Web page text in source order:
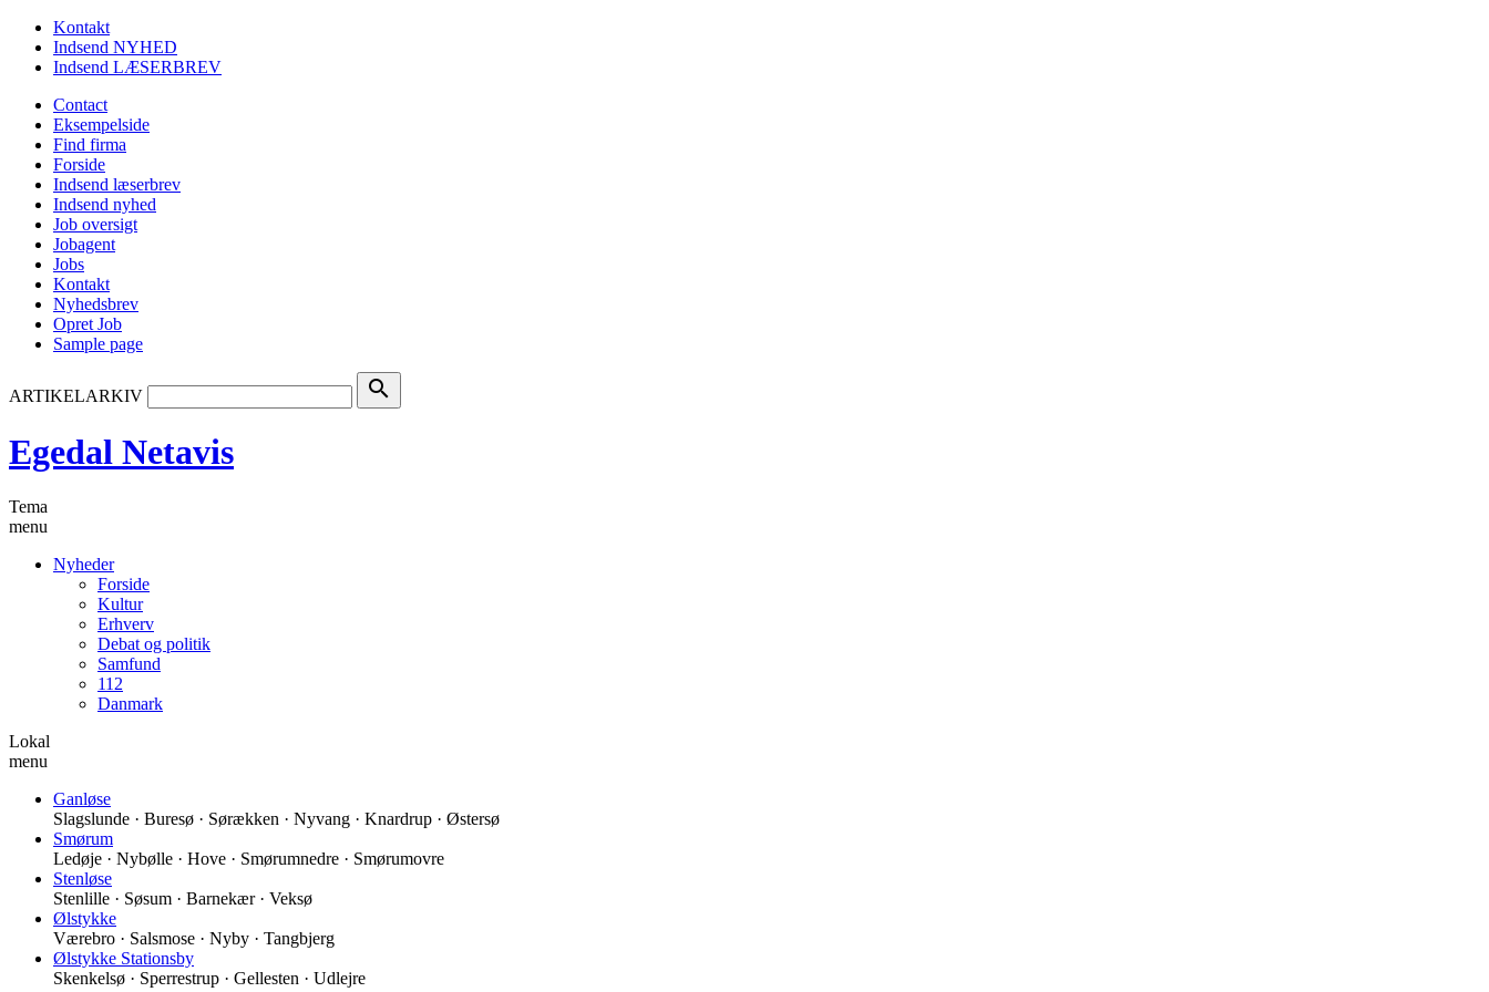
Kontakt
Indsend NYHED
Indsend LÆSERBREV
Contact
Eksempelside
Find firma
Forside
Indsend læserbrev
Indsend nyhed
Job oversigt
Jobagent
Jobs
Kontakt
Nyhedsbrev
Opret Job
Sample page
ARTIKELARKIV search
Egedal Netavis
Tema
menu
Nyheder
Forside
Kultur
Erhverv
Debat og politik
Samfund
112
Danmark
Lokal
menu
Ganløse
Slagslunde · Buresø · Sørækken · Nyvang · Knardrup · Østersø
Smørum
Ledøje · Nybølle · Hove · Smørumnedre · Smørumovre
Stenløse
Stenlille · Søsum · Barnekær · Veksø
Ølstykke
Værebro · Salsmose · Nyby · Tangbjerg
Ølstykke Stationsby
Skenkelsø · Sperrestrup · Gellesten · Udlejre